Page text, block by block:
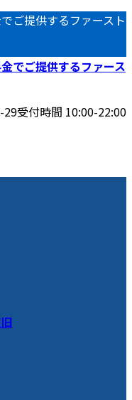
ご提供するファースト
29受付時間 10:00-22:00